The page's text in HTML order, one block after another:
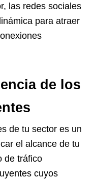
las redes sociales
para atraer
de los
de tu sector es un
el alcance de tu
de tráfico
cuyos